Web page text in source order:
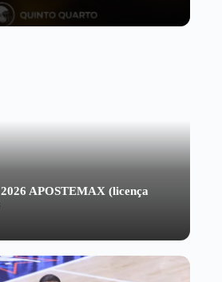
APOSTEMAX (licença